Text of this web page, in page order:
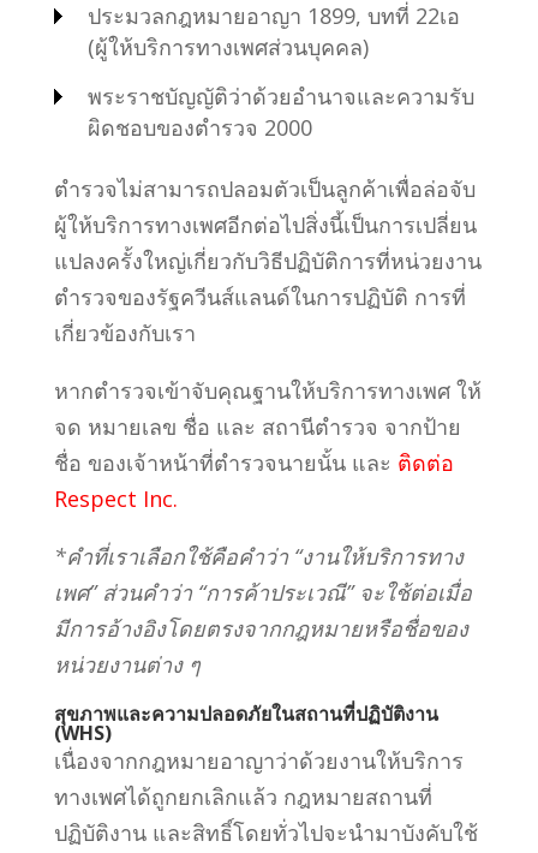
ประมวลกฎหมายอาญา 1899, บทที่ 22เอ
(ผู้ให้บริการทางเพศส่วนบุคคล)
พระราชบัญญัติว่าด้วยอำนาจและความรับ
ผิดชอบของตำรวจ 2000
ตำรวจไม่สามารถปลอมตัวเป็นลูกค้าเพื่อล่อจับ
ผู้ให้บริการทางเพศอีกต่อไปสิ่งนี้เป็นการเปลี่ยน
แปลงครั้งใหญ่เกี่ยวกับวิธีปฏิบัติการที่หน่วยงาน
ตำรวจของรัฐควีนส์แลนด์ในการปฏิบัติ การที่
เกี่ยวข้องกับเรา
หากตำรวจเข้าจับคุณฐานให้บริการทางเพศ ให้
จด หมายเลข ชื่อ และ สถานีตำรวจ จากป้าย
ชื่อ ของเจ้าหน้าที่ตำรวจนายนั้น และ ติดต่อ
Respect Inc.
*คำที่เราเลือกใช้คือคำว่า “งานให้บริการทาง
เพศ” ส่วนคำว่า “การค้าประเวณี” จะใช้ต่อเมื่อ
มีการอ้างอิงโดยตรงจากกฎหมายหรือชื่อของ
หน่วยงานต่าง ๆ
สุขภาพและความปลอดภัยในสถานที่ปฏิบัติงาน
(WHS)
เนื่องจากกฎหมายอาญาว่าด้วยงานให้บริการ
ทางเพศได้ถูกยกเลิกแล้ว กฎหมายสถานที่
ปฏิบัติงาน และสิทธิ์โดยทั่วไปจะนำมาบังคับใช้